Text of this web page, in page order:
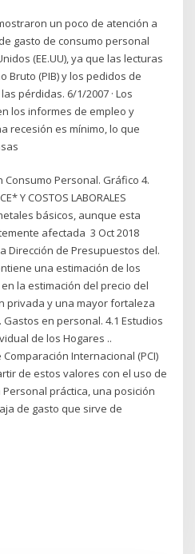
un poco de atención a
gasto de consumo personal
(EE.UU), ya que las lecturas
Bruto (PIB) y los pedidos de
pérdidas. 6/1/2007 · Los
los informes de empleo y
recesión es mínimo, lo que
Consumo Personal. Gráfico 4.
Y COSTOS LABORALES
básicos, aunque esta
afectada 3 Oct 2018
Dirección de Presupuestos del.
una estimación de los
la estimación del precio del
privada y una mayor fortaleza
en personal. 4.1 Estudios
de los Hogares ..
Internacional (PCI)
de estos valores con el uso de
práctica, una posición
de gasto que sirve de